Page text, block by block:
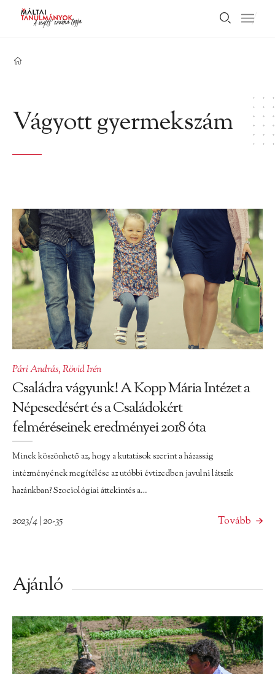
Vágyott gyermekszám
Pári András,Rövid Irén
Családra vágyunk! A Kopp Mária Intézet a
Népesedésért és a Családokért
felméréseinek eredményei 2018 óta
Minek köszönhető az, hogy a kutatások szerint a házasság
intézményének megítélése az utóbbi évtizedben javulni látszik
hazánkban? Szociológiai áttekintés a…
2023/4 | 20-35 Tovább
Ajánló